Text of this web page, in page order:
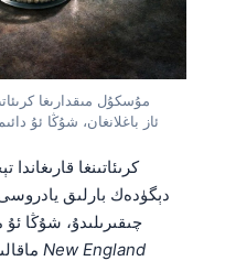
ئاز باغلانغان، شۇڭا ئۇ
دېگۈدەك بارلىق
چىقىرىلىدۇ، شۇڭا ئۇ
New England